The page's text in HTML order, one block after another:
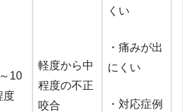
10
度
軽度から中
程度の不正
咬合
くい
・痛みが出
にくい
・対応症例